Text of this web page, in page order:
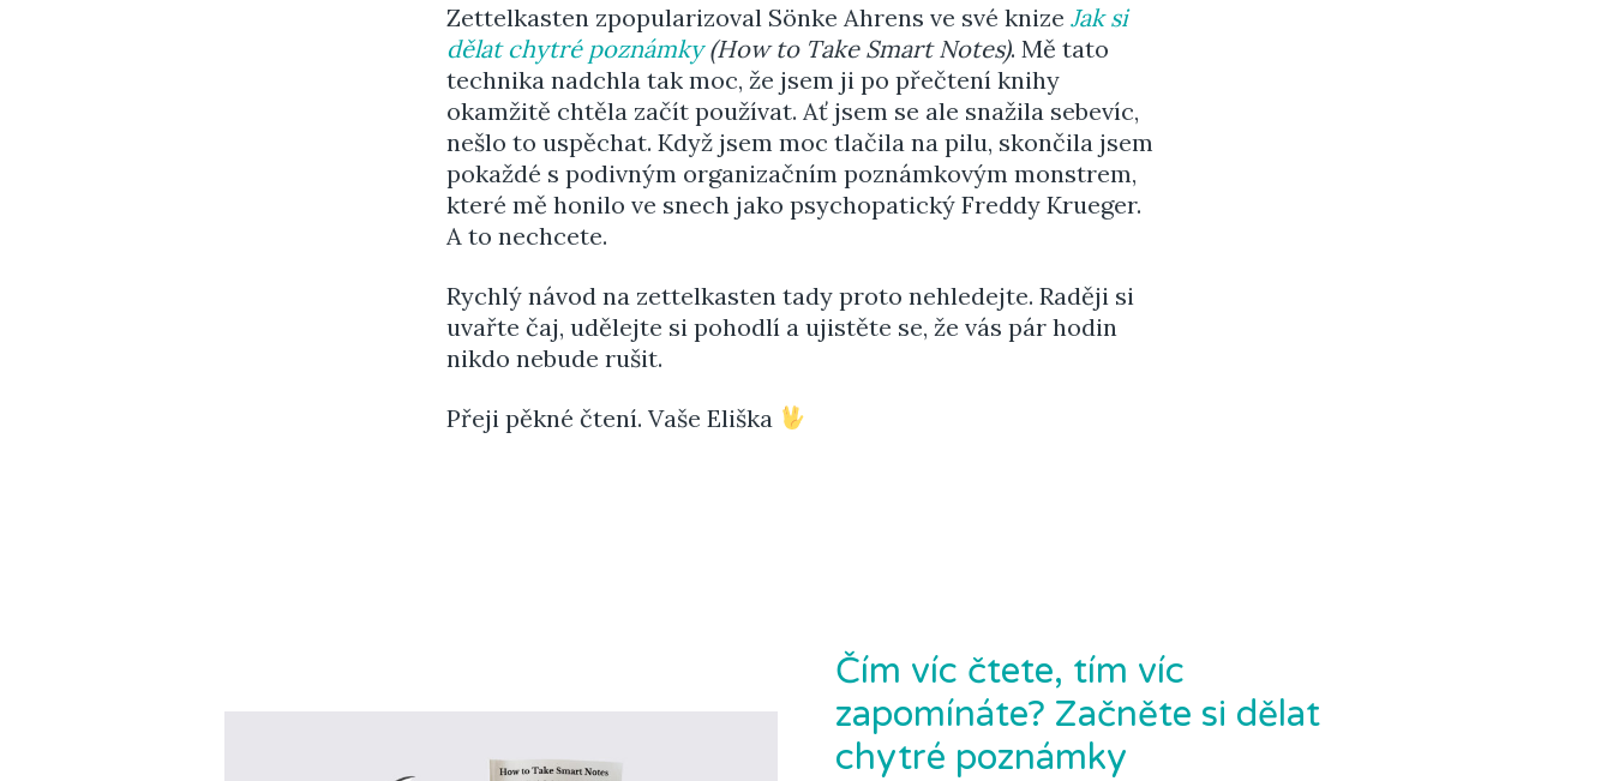
Zettelkasten zpopularizoval Sönke Ahrens ve své knize Jak si
dělat chytré poznámky (How to Take Smart Notes). Mě tato
technika nadchla tak moc, že jsem ji po přečtení knihy
okamžitě chtěla začít používat. Ať jsem se ale snažila sebevíc,
nešlo to uspěchat. Když jsem moc tlačila na pilu, skončila jsem
pokaždé s podivným organizačním poznámkovým monstrem,
které mě honilo ve snech jako psychopatický Freddy Krueger.
A to nechcete.
Rychlý návod na zettelkasten tady proto nehledejte. Raději si
uvařte čaj, udělejte si pohodlí a ujistěte se, že vás pár hodin
nikdo nebude rušit.
Přeji pěkné čtení. Vaše Eliška
Čím víc čtete, tím víc
zapomínáte? Začněte si dělat
chytré poznámky